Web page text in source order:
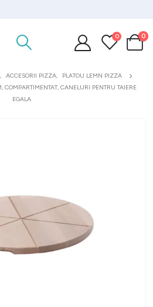
0 0
, ACCESORII PIZZA,
PLATOU LEMN PIZZA
COMPARTIMENTAT, CANELURI PENTRU TAIERE
EGALA